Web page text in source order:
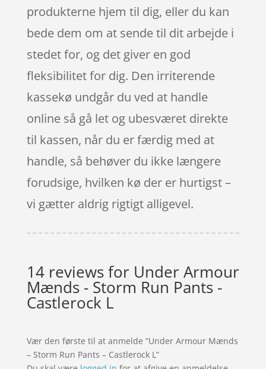
produkterne hjem til dig, eller du kan
bede dem om at sende til dit arbejde i
stedet for, og det giver en god
fleksibilitet for dig. Den irriterende
kassekø undgår du ved at handle
online så gå let og ubesværet direkte
til kassen, når du er færdig med at
handle, så behøver du ikke længere
forudsige, hvilken kø der er hurtigst –
vi gætter aldrig rigtigt alligevel.
14 reviews for Under Armour
Mænds - Storm Run Pants -
Castlerock L
Vær den første til at anmelde “Under Armour Mænds
– Storm Run Pants – Castlerock L”